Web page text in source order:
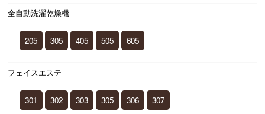
全自動洗濯乾燥機
205 305 405 505 605
フェイスエステ
301 302 303 305 306 307